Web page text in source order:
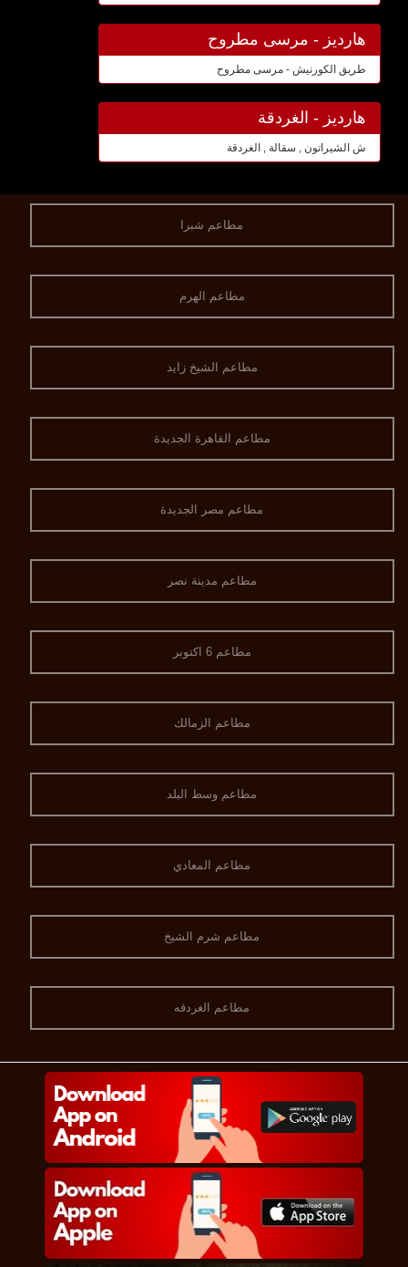
هارديز - مرسى مطروح
طريق الكورنيش - مرسى مطروح
هارديز - الغردقة
ش الشيراتون , سقالة , الغردقة
مطاعم شبرا
مطاعم الهرم
مطاعم الشيخ زايد
مطاعم القاهرة الجديدة
مطاعم مصر الجديدة
مطاعم مدينة نصر
مطاعم 6 اكتوبر
مطاعم الزمالك
مطاعم وسط البلد
مطاعم المعادي
مطاعم شرم الشيخ
مطاعم الغردقه